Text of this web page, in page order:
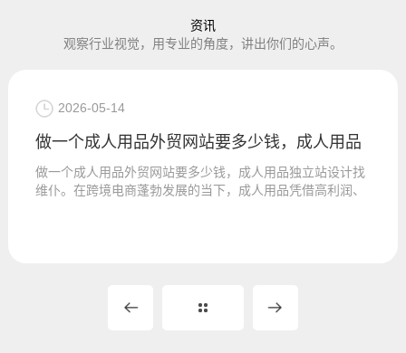
资讯
观察行业视觉，用专业的角度，讲出你们的心声。
2026-05-14
做一个成人用品外贸网站要多少钱，成人用品
做一个成人用品外贸网站要多少钱，成人用品独立站设计找
维仆。在跨境电商蓬勃发展的当下，成人用品凭借高利润、